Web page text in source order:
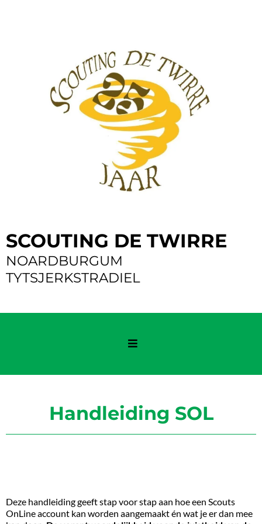
SCOUTING DE TWIRRE
NOARDBURGUM
TYTSJERKSTRADIEL
Handleiding SOL
Deze handleiding geeft stap voor stap aan hoe een Scouts
OnLine account kan worden aangemaakt én wat je er dan mee